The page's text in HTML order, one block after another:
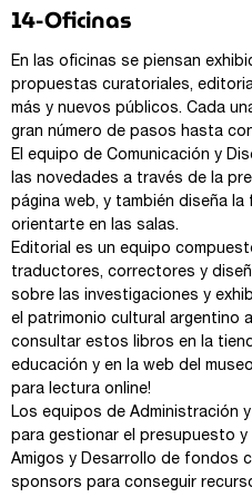
14-Oficinas
En las oficinas se piensan
propuestas curatoriales,
más y nuevos públicos. Cada
gran número de pasos hasta
El equipo de Comunicación y
las novedades a través de la
página web, y también diseña
orientarte en las salas.
Editorial es un equipo
traductores, correctores y
sobre las investigaciones y
el patrimonio cultural argentino
consultar estos libros en la
educación y en la web del
para lectura online!
Los equipos de Administración
para gestionar el presupuesto
Amigos y Desarrollo de fondos
sponsors para conseguir